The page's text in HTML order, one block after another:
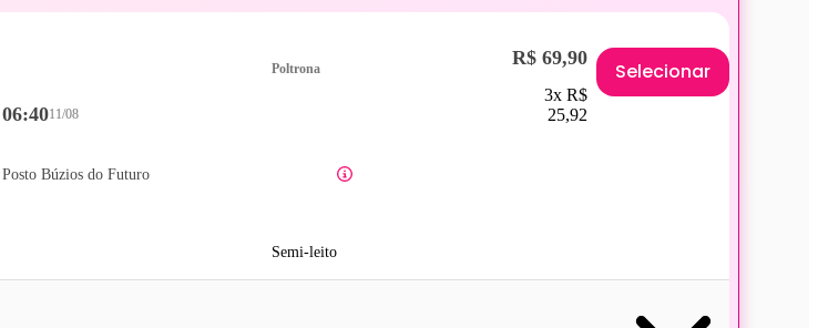
06:4011/08
Posto Búzios do Futuro
Poltrona
Semi-leito
R$ 69,90
3x R$
25,92
Selecionar